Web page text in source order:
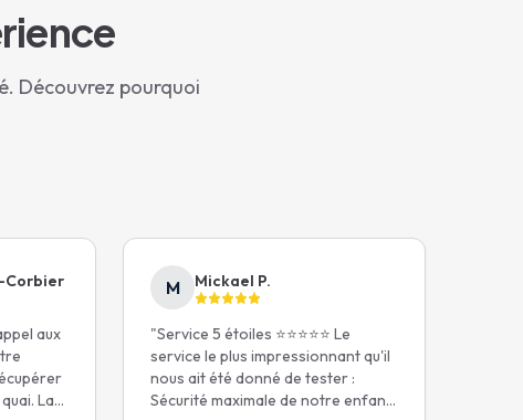
Découvrez pourquoi
Corbier
aux
La
M Mickael P.
"Service 5 étoiles ⭐️⭐️⭐️⭐️⭐️ Le
service le plus impressionnant qu'il
nous ait été donné de tester :
Sécurité maximale de notre enfant,